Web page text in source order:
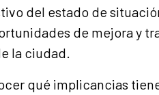
del estado de
de mejora y
la ciudad.
qué implicancias